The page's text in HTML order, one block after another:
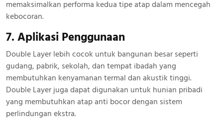
memaksimalkan performa kedua tipe atap dalam mencegah
kebocoran.
7. Aplikasi Penggunaan
Double Layer lebih cocok untuk bangunan besar seperti
gudang, pabrik, sekolah, dan tempat ibadah yang
membutuhkan kenyamanan termal dan akustik tinggi.
Double Layer juga dapat digunakan untuk hunian pribadi
yang membutuhkan atap anti bocor dengan sistem
perlindungan ekstra.